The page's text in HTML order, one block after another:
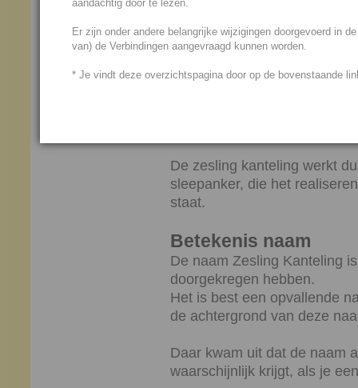
je kunt je droom niet
buitenwereld.
De zesling kanteling werkt
sleepanker, die het
staat.
Betekenis naam
De naam Zesling Kanteling
doorgekregen hebben.
Het is best een opvallende
de achtergrond van deze
Daar kwam uit dat de naam
waarschijnlijk krijgt, als je
aandachtig door te lezen.
Er zijn onder andere belangrijke wijzigingen doorgevoerd in
van) de Verbindingen aangevraagd kunnen worden.
* Je vindt deze overzichtspagina door op de bovenstaande